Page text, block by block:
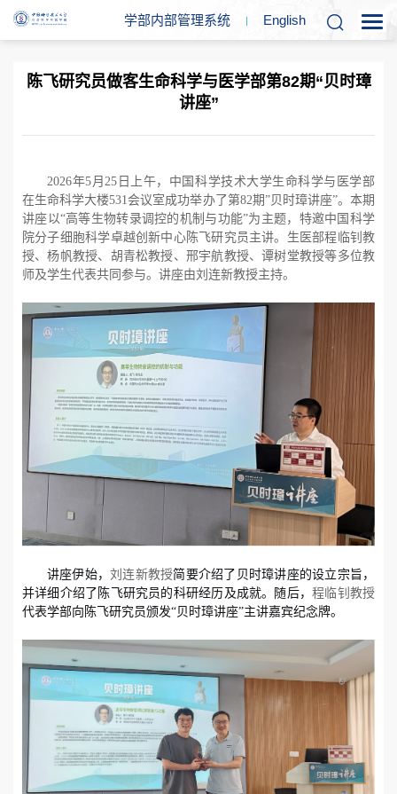
学部内部管理系统 English
陈飞研究员做客生命科学与医学部第82期“贝时璋
讲座”
2026年5月25 日上午，中国科学技术大学生命科学与医学部
在生命科学大楼531会议室成功举办了第82期”贝时璋讲座”。本期
讲座以“高等生物转录调控的机制与功能”为主题，特邀中国科学
院分子细胞科学卓越创新中心陈飞研究员主讲。生医部程临钊教
授、杨帆教授、胡青松教授、邢宇航教授、谭树堂教授等多位教
师及学生代表共同参与。讲座由刘连新教授主持。
讲座伊始，刘连新教授简要介绍了贝时璋讲座的设立宗旨，
并详细介绍了陈飞研究员的科研经历及成就。随后，程临钊教授
代表学部向陈飞研究员颁发“贝时璋讲座”主讲嘉宾纪念牌。